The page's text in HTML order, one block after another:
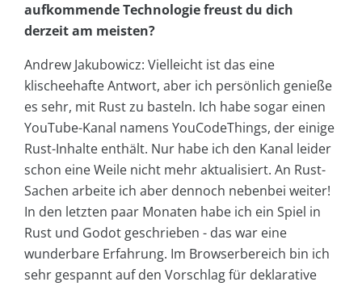
aufkommende Technologie freust du dich
derzeit am meisten?
Andrew Jakubowicz: Vielleicht ist das eine
klischeehafte Antwort, aber ich persönlich genieße
es sehr, mit Rust zu basteln. Ich habe sogar einen
YouTube-Kanal namens YouCodeThings, der einige
Rust-Inhalte enthält. Nur habe ich den Kanal leider
schon eine Weile nicht mehr aktualisiert. An Rust-
Sachen arbeite ich aber dennoch nebenbei weiter!
In den letzten paar Monaten habe ich ein Spiel in
Rust und Godot geschrieben - das war eine
wunderbare Erfahrung. Im Browserbereich bin ich
sehr gespannt auf den Vorschlag für deklarative